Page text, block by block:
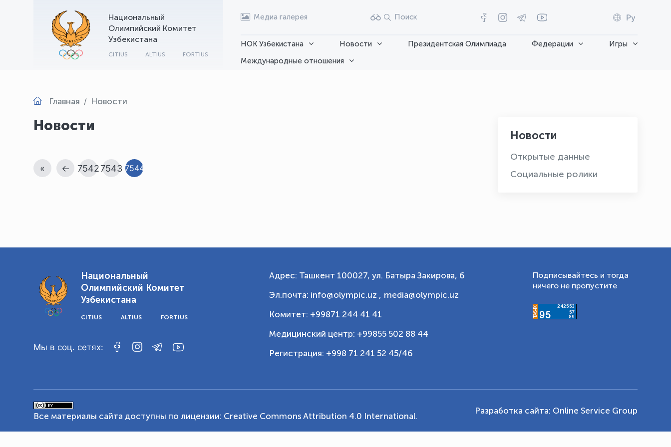
Национальный
Олимпийский Комитет
Узбекистана
CITIUS ALTIUS FORTIUS
Медиа галерея Поиск Ру
НОК Узбекистана Новости Президентская Олимпиада Федерации
Игры
Международные отношения
Главная Новости
Новости
« ← 75427543 7544
Новости
Открытые данные
Социальные ролики
Национальный
Олимпийский Комитет
Узбекистана
CITIUS ALTIUS FORTIUS
Мы в соц. сетях:
Адрес: Ташкент 100027, ул. Батыра Закирова, 6
Эл.почта: info@olympic.uz , media@olympic.uz
Комитет: +99871 244 41 41
Медицинский центр: +99855 502 88 44
Регистрация: +998 71 241 52 45/46
Подписывайтесь и тогда
ничего не пропустите
Все материалы сайта доступны по лицензии: Creative Commons Attribution 4.0 International.
Разработка сайта: Online Service Group
OLYMPCHIK AI - yordamchi